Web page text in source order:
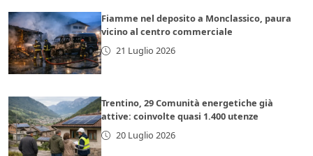
Fiamme nel deposito a Monclassico, paura
vicino al centro commerciale
21 Luglio 2026
Trentino, 29 Comunità energetiche già
attive: coinvolte quasi 1.400 utenze
20 Luglio 2026